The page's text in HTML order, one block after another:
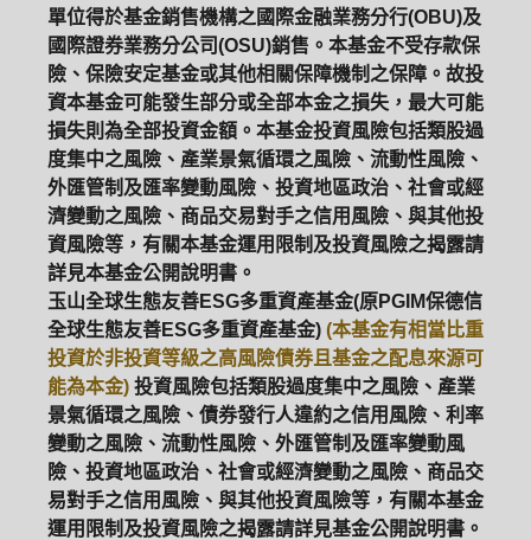
單位得於基金銷售機構之國際金融業務分行(OBU)及
國際證券業務分公司(OSU)銷售。本基金不受存款保
險、保險安定基金或其他相關保障機制之保障。故投
資本基金可能發生部分或全部本金之損失，最大可能
損失則為全部投資金額。本基金投資風險包括類股過
度集中之風險、產業景氣循環之風險、流動性風險、
外匯管制及匯率變動風險、投資地區政治、社會或經
濟變動之風險、商品交易對手之信用風險、與其他投
資風險等，有關本基金運用限制及投資風險之揭露請
詳見本基金公開說明書。
玉山全球生態友善ESG多重資產基金(原PGIM保德信
全球生態友善ESG多重資產基金) (本基金有相當比重
投資於非投資等級之高風險債券且基金之配息來源可
能為本金) 投資風險包括類股過度集中之風險、產業
景氣循環之風險、債券發行人違約之信用風險、利率
變動之風險、流動性風險、外匯管制及匯率變動風
險、投資地區政治、社會或經濟變動之風險、商品交
易對手之信用風險、與其他投資風險等，有關本基金
運用限制及投資風險之揭露請詳見基金公開說明書。